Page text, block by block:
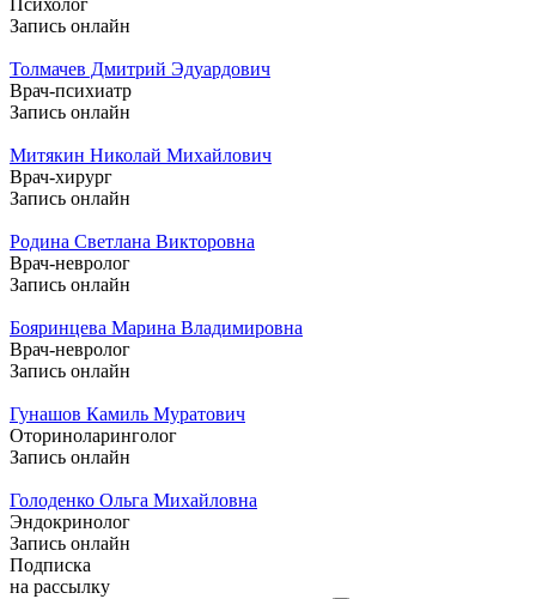
Психолог
Запись онлайн
Толмачев Дмитрий Эдуардович
Врач-психиатр
Запись онлайн
Митякин Николай Михайлович
Врач-хирург
Запись онлайн
Родина Светлана Викторовна
Врач-невролог
Запись онлайн
Бояринцева Марина Владимировна
Врач-невролог
Запись онлайн
Гунашов Камиль Муратович
Оториноларинголог
Запись онлайн
Голоденко Ольга Михайловна
Эндокринолог
Запись онлайн
Подписка
на рассылку